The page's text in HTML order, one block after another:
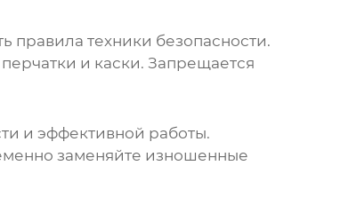
правила техники безопасности.
и каски. Запрещается
и эффективной работы.
заменяйте изношенные